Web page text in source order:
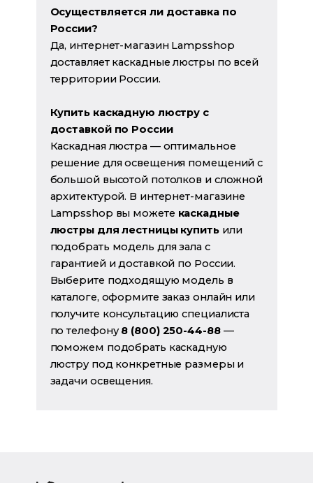
Осуществляется ли доставка по
России?
Да, интернет-магазин Lampsshop
доставляет каскадные люстры по всей
территории России.
Купить каскадную люстру с
доставкой по России
Каскадная люстра — оптимальное
решение для освещения помещений с
большой высотой потолков и сложной
архитектурой. В интернет-магазине
Lampsshop вы можете каскадные
люстры для лестницы купитьили
подобрать модель для зала с
гарантией и доставкой по России.
Выберите подходящую модель в
каталоге, оформите заказ онлайн или
получите консультацию специалиста
по телефону8 (800) 250-44-88—
поможем подобрать каскадную
люстру под конкретные размеры и
задачи освещения.